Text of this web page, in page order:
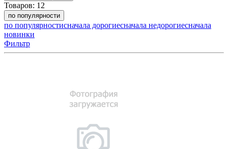
Товаров: 12
по популярности
по популярностисначала дорогиесначала недорогиесначала
новинки
Фильтр